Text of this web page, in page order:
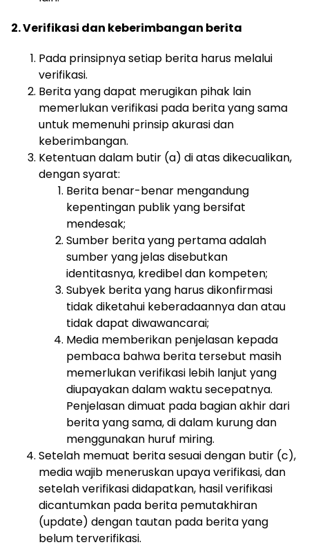
2. Verifikasi dan keberimbangan berita
Pada prinsipnya setiap berita harus melalui
verifikasi.
Berita yang dapat merugikan pihak lain
memerlukan verifikasi pada berita yang sama
untuk memenuhi prinsip akurasi dan
keberimbangan.
Ketentuan dalam butir (a) di atas dikecualikan,
dengan syarat:
Berita benar-benar mengandung
kepentingan publik yang bersifat
mendesak;
Sumber berita yang pertama adalah
sumber yang jelas disebutkan
identitasnya, kredibel dan kompeten;
Subyek berita yang harus dikonfirmasi
tidak diketahui keberadaannya dan atau
tidak dapat diwawancarai;
Media memberikan penjelasan kepada
pembaca bahwa berita tersebut masih
memerlukan verifikasi lebih lanjut yang
diupayakan dalam waktu secepatnya.
Penjelasan dimuat pada bagian akhir dari
berita yang sama, di dalam kurung dan
menggunakan huruf miring.
Setelah memuat berita sesuai dengan butir (c),
media wajib meneruskan upaya verifikasi, dan
setelah verifikasi didapatkan, hasil verifikasi
dicantumkan pada berita pemutakhiran
(update) dengan tautan pada berita yang
belum terverifikasi.